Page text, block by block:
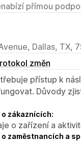
přímou
Dallas, TX,
změn
přístup k
Důvody
zákaznících:
o zařízení a
zaměstnancích a